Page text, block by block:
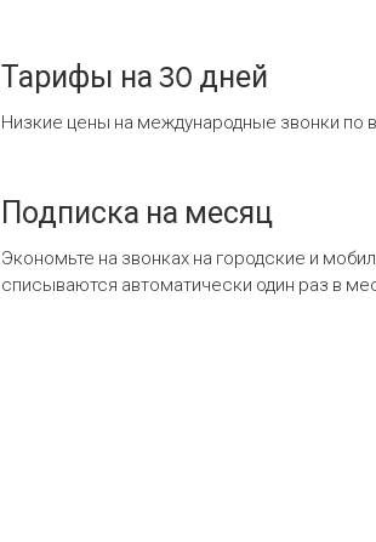
Тарифы на 30 дней
Низкие цены на международные звонки по
Подписка на месяц
Экономьте на звонках на городские и
списываются автоматически один раз в